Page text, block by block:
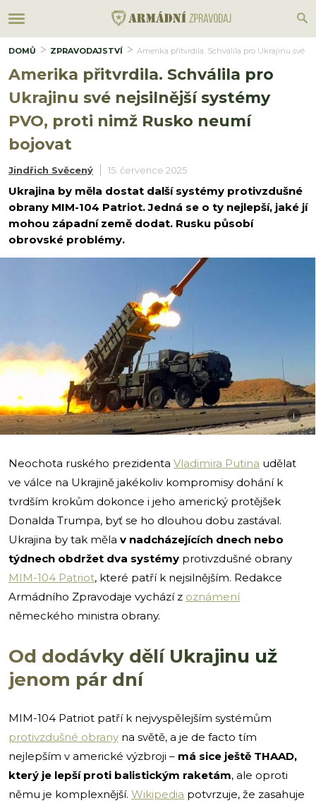
DOMŮ ZPRAVODAJSTVÍ Amerika přitvrdila. Schválila pro Ukrajinu své
Amerika přitvrdila. Schválila pro
Ukrajinu své nejsilnější systémy
PVO, proti nimž Rusko neumí
bojovat
Jindřich Svěcený 15. července 2025
Ukrajina by měla dostat další systémy protivzdušné
obrany MIM-104 Patriot. Jedná se o ty nejlepší, jaké jí
mohou západní země dodat. Rusku působí
obrovské problémy.
i
Neochota ruského prezidenta Vladimira Putina udělat
ve válce na Ukrajině jakékoliv kompromisy dohání k
tvrdším krokům dokonce i jeho americký protějšek
Donalda Trumpa, byť se ho dlouhou dobu zastával.
Ukrajina by tak měla v nadcházejících dnech nebo
týdnech obdržet dva systémy protivzdušné obrany
MIM-104 Patriot, které patří k nejsilnějším. Redakce
Armádního Zpravodaje vychází z oznámení
německého ministra obrany.
Od dodávky dělí Ukrajinu už
jenom pár dní
MIM-104 Patriot patří k nejvyspělejším systémům
protivzdušné obrany na světě, a je de facto tím
nejlepším v americké výzbroji – má sice ještě THAAD,
který je lepší proti balistickým raketám, ale oproti
němu je komplexnější. Wikipedia potvrzuje, že zasahuje